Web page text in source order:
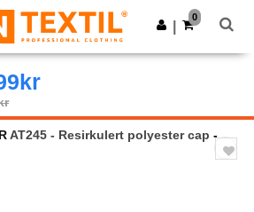
Last ned app
0
AT245 - Resirkulert polyester cap -